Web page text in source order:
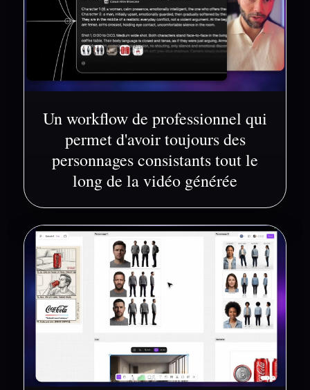
Un workflow de professionnel qui
permet d'avoir toujours des
personnages consistants tout le
long de la vidéo générée